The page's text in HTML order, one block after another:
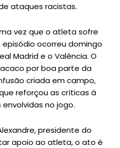
ataques racistas.
vez que o atleta sofre
ocorreu domingo
Madrid e o Valência. O
por boa parte da
criada em campo,
reforçou as críticas à
no jogo.
presidente do
apoio ao atleta, o ato é